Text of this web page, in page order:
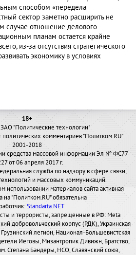
способом «передела
сектор заметно расширить не
случае отношение делового
планам остается крайне
из-за отсутствия стратегического
экономику в условиях
18+
"Политические технологии"
комментариев "Политком.RU"
2001-2018
средства массовой информации Эл № ФС77-
от 06 апреля 2017 г.
служба по надзору в сфере связи,
и массовых коммуникаций.
использовании материалов сайта активная
на "Политком.RU" обязательна
Standarta.NET
и террористы, запрещенные в РФ: Meta
добровольческий корпус (РДК), Украинская
легион, Национал-Большевистская
Иеговы, Мизантропик Дивижн, Братство,
Степана Бандеры, НСО, Славянский союз,